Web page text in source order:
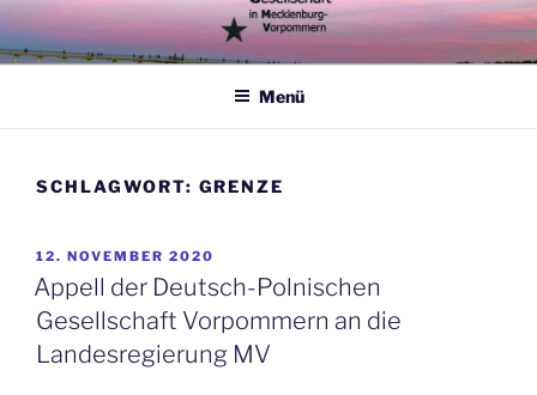
Zum
Inhalt
springen
Menü
SCHLAGWORT: GRENZE
VERÖFFENTLICHT
AM
12. NOVEMBER 2020
Appell der Deutsch-Polnischen
Gesellschaft Vorpommern an die
Landesregierung MV